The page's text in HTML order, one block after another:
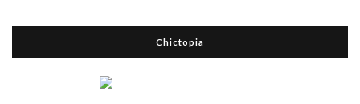
Chictopia